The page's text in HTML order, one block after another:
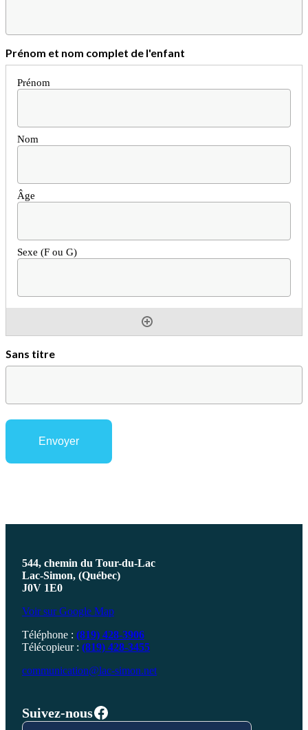
Prénom et nom complet de l'enfant
Sans titre
544, chemin du Tour-du-Lac
Lac-Simon, (Québec)
J0V 1E0
Voir sur Google Map
Téléphone : (819) 428-3906
Télécopieur : (819) 428-3455
communication@lac-simon.net
Suivez-nousFacebook